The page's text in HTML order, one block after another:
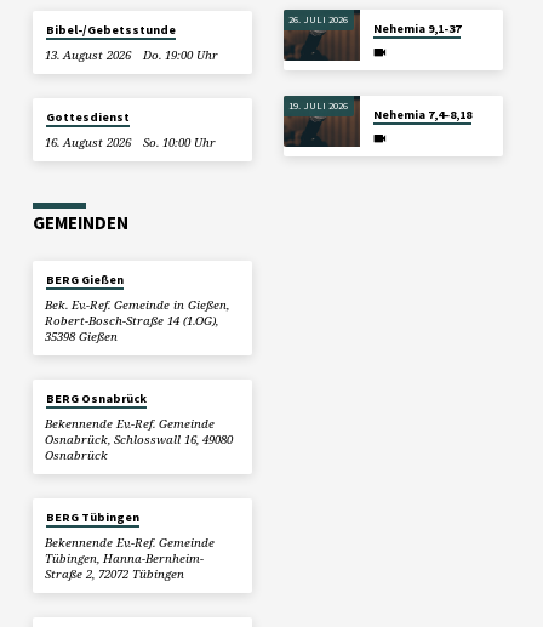
Bibel-/Gebetsstunde
13. August 2026
Do. 19:00 Uhr
Gottesdienst
16. August 2026
So. 10:00 Uhr
26. JULI 2026
Nehemia 9,1-37
19. JULI 2026
Nehemia 7,4–8,18
GEMEINDEN
BERG Gießen
Bek. Ev.-Ref. Gemeinde in Gießen,
Robert-Bosch-Straße 14 (1.OG),
35398 Gießen
BERG Osnabrück
Bekennende Ev.-Ref. Gemeinde
Osnabrück, Schlosswall 16, 49080
Osnabrück
BERG Tübingen
Bekennende Ev.-Ref. Gemeinde
Tübingen, Hanna-Bernheim-
Straße 2, 72072 Tübingen